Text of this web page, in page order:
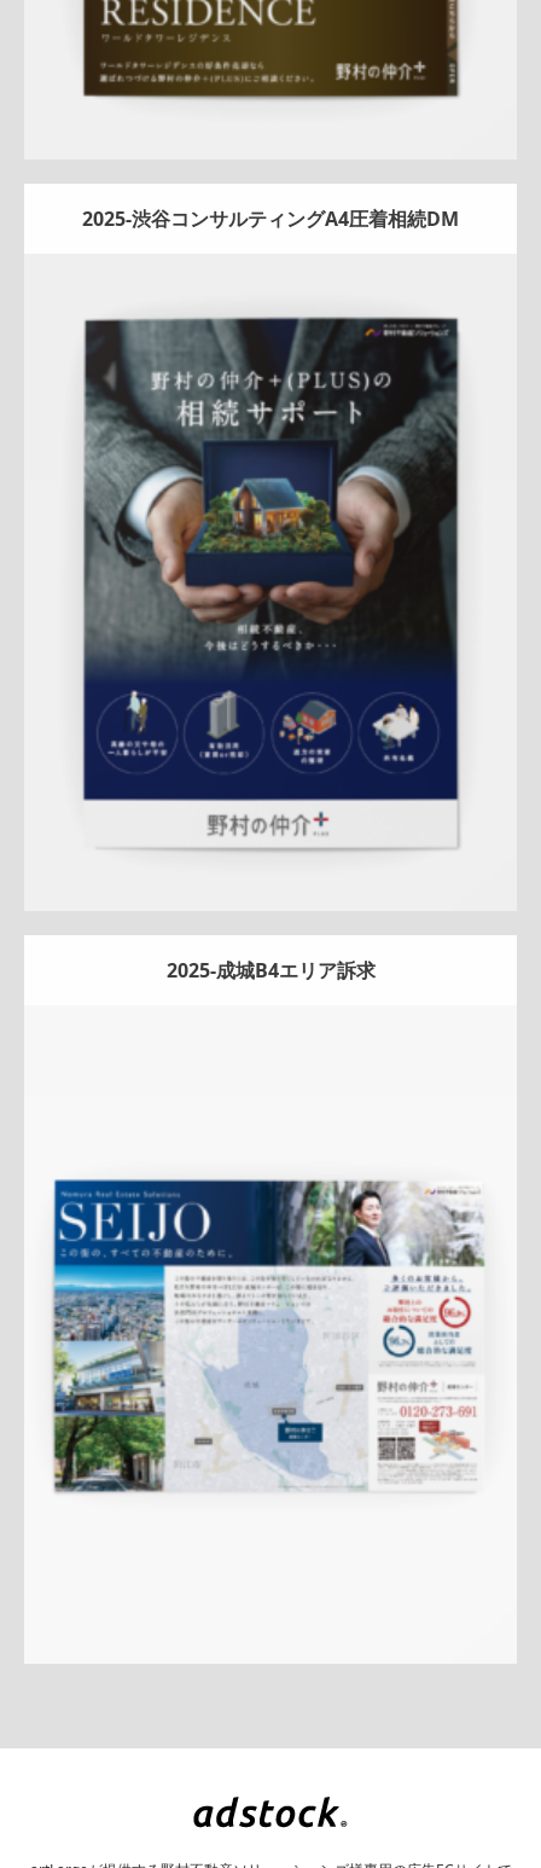
2025-渋谷コンサルティングA4圧着相続DM
Update:2026.03.05
折りパンフレットマンション土地戸建 相続サービス紹
売却訴求 査定 渋谷営業部
アフターフォロー成約御礼
2025-成城B4エリア訴求
Update: 2026.03.05
土地エリア広告サービス紹介 実績訴求 クール成城セン
ターQRコード アフターフォロー 成約御礼
詳しく見る